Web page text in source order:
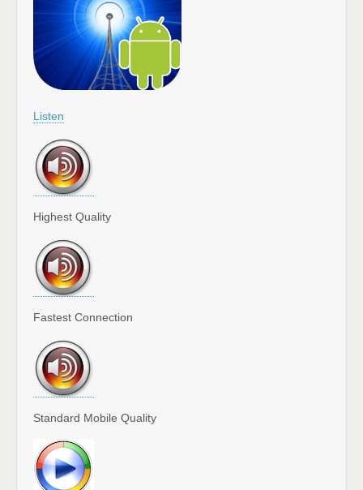
Listen
Highest Quality
Fastest Connection
Standard Mobile Quality